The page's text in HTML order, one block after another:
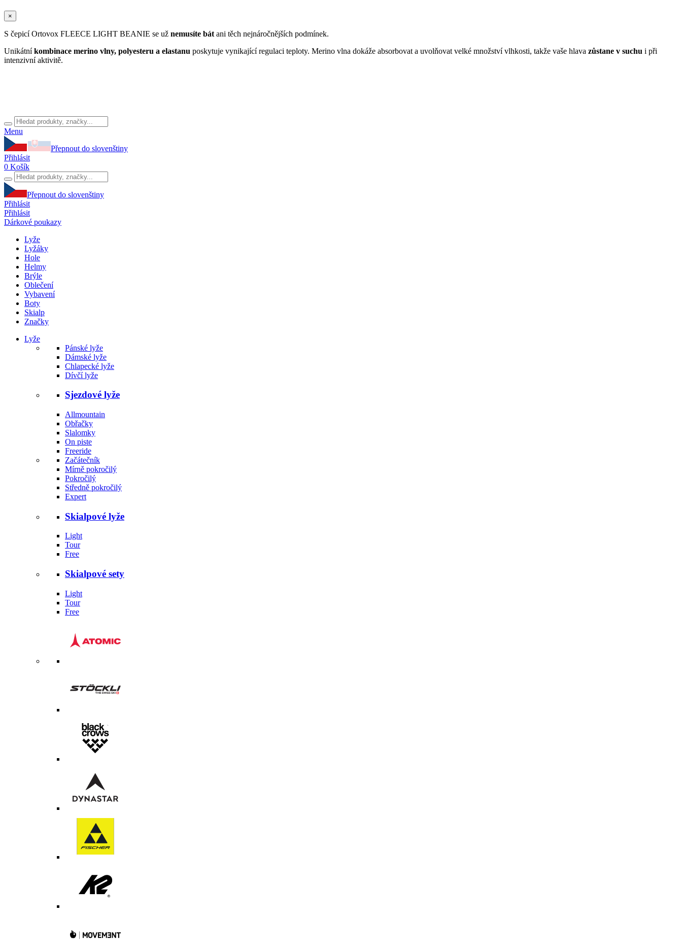
×
S čepicí Ortovox FLEECE LIGHT BEANIE se už nemusíte bát ani těch nejnáročnějších podmínek.
Unikátníkombinace merino vlny, polyesteru a elastanu poskytuje vynikající regulaci teploty. Merino vlna dokáže absorbovat a uvolňovat velké množství vlhkosti, takže vaše hlava zůstane v suchu i při
intenzivní aktivitě.
Menu
Přepnout do slovenštiny
Přihlásit
0 Košík
Přepnout do slovenštiny
Přihlásit
Přihlásit
Dárkové poukazy
Lyže
Lyžáky
Hole
Helmy
Brýle
Oblečení
Vybavení
Boty
Skialp
Značky
Lyže
Pánské lyže
Dámské lyže
Chlapecké lyže
Dívčí lyže
Sjezdové lyže
Allmountain
Obřačky
Slalomky
On piste
Freeride
Začátečník
Mírně pokročilý
Pokročilý
Středně pokročilý
Expert
Skialpové lyže
Light
Tour
Free
Skialpové sety
Light
Tour
Free